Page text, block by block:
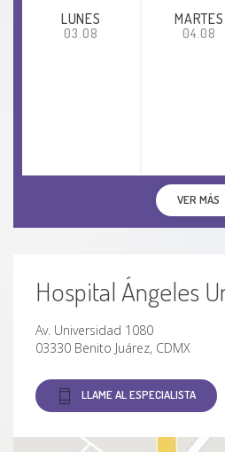
LUNES
03.08
MARTES
04.08
VER MÁS
Hospital Ángeles
Av. Universidad 1080
03330 Benito Juárez, CDMX
LLAME AL ESPECIALISTA